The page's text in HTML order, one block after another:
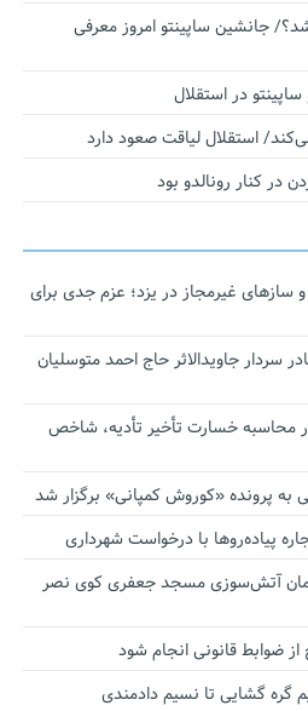
شد؟/ جانشین ساپینتو امروز معرفی
در استقلال
استقلال لیاقت صعود دارد
در کنار رونالدو بود
سازهای غیرمجاز در یزد؛ عزم جدی برای
سردار جاویدالاثر حاج احمد متوسلیان
محاسبه خسارت تأخیر تأدیه، شاخص
پرونده «کوروش کمپانی» برگزار شد
پیاده‌روها با درخواست شهرداری
آتش‌سوزی مسجد جعفری کوی نصر
ضوابط قانونی انجام شود
گره گشایی تا نسیم دادمندی